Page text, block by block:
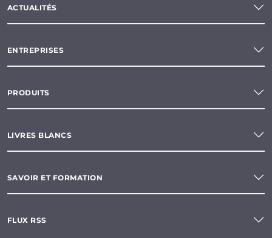
ACTUALITÉS
ENTREPRISES
PRODUITS
LIVRES BLANCS
SAVOIR ET FORMATION
FLUX RSS